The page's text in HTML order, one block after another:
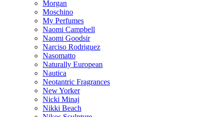
Morgan
Moschino
My Perfumes
Naomi Campbell
Naomi Goodsir
Narciso Rodriguez
Nasomatto
Naturally European
Nautica
Neotantric Fragrances
New Yorker
Nicki Minaj
Nikki Beach